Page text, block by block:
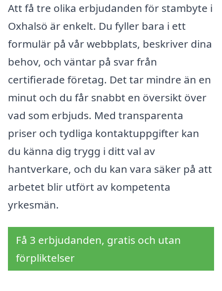
Att få tre olika erbjudanden för stambyte i
Oxhalsö är enkelt. Du fyller bara i ett
formulär på vår webbplats, beskriver dina
behov, och väntar på svar från
certifierade företag. Det tar mindre än en
minut och du får snabbt en översikt över
vad som erbjuds. Med transparenta
priser och tydliga kontaktuppgifter kan
du känna dig trygg i ditt val av
hantverkare, och du kan vara säker på att
arbetet blir utfört av kompetenta
yrkesmän.
Få 3 erbjudanden, gratis och utan
förpliktelser